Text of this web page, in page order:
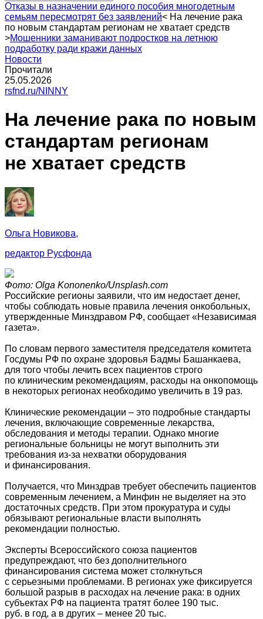
Отказы в назначении единого пособия многодетным
семьям пересмотрят без заявлений< На лечение рака
по новым стандартам регионам не хватает средств
>Мошенники заманивают подростков на летнюю
подработку ради кражи данных
Новости
Прочитали
25.05.2026
rsfnd.ru/NINNY
На лечение рака по новым
стандартам регионам
не хватает средств
Ольга Новикова,
редактор Русфонда
Фото: Olga Kononenko/Unsplash.com
Российские регионы заявили, что им недостает денег,
чтобы соблюдать новые правила лечения онкобольных,
утвержденные Минздравом РФ, сообщает «Независимая
газета».
По словам первого заместителя председателя комитета
Госдумы РФ по охране здоровья Бадмы Башанкаева,
для того чтобы лечить всех пациентов строго
по клиническим рекомендациям, расходы на онкопомощь
в некоторых регионах необходимо увеличить в 19 раз.
Клинические рекомендации – это подробные стандарты
лечения, включающие современные лекарства,
обследования и методы терапии. Однако многие
региональные больницы не могут выполнить эти
требования из-за нехватки оборудования
и финансирования.
Получается, что Минздрав требует обеспечить пациентов
современным лечением, а Минфин не выделяет на это
достаточных средств. При этом прокуратура и суды
обязывают региональные власти выполнять
рекомендации полностью.
Эксперты Всероссийского союза пациентов
предупреждают, что без дополнительного
финансирования система может столкнуться
с серьезными проблемами. В регионах уже фиксируется
большой разрыв в расходах на лечение рака: в одних
субъектах РФ на пациента тратят более 190 тыс.
руб. в год, а в других – менее 20 тыс.